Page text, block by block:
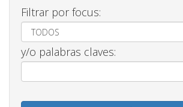
Filtrar por focus:
y/o palabras claves: